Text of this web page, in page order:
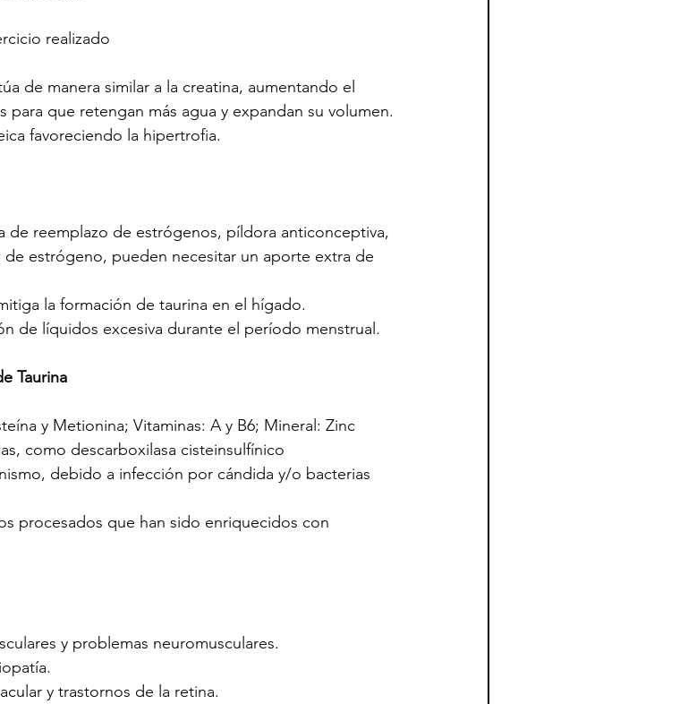
realizado
de manera similar a la creatina, aumentando el
para que retengan más agua y expandan su volumen.
favoreciendo la hipertrofia.
de reemplazo de estrógenos, píldora anticonceptiva,
estrógeno, pueden necesitar un aporte extra de
la formación de taurina en el hígado.
de líquidos excesiva durante el período menstrual.
Taurina
y Metionina; Vitaminas: A y B6; Mineral: Zinc
como descarboxilasa cisteinsulfínico
debido a infección por cándida y/o bacterias
procesados que han sido enriquecidos con
y problemas neuromusculares.
y trastornos de la retina.